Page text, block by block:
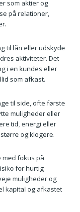
som aktier og
på relationer,
til lån eller udskyde
aktiviteter. Det
i en kundes eller
som afkast.
til side, ofte første
muligheder eller
tid, energi eller
og klogere.
med fokus på
for hurtig
muligheder og
kapital og afkastet